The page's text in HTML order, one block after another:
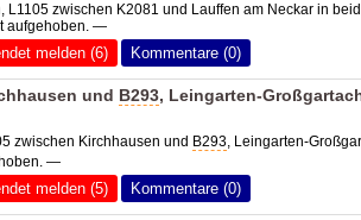
L1105 zwischen K2081 und Lauffen am Neckar in
aufgehoben. —
melden (6) Kommentare (0)
und B293, Leingarten-
zwischen Kirchhausen und B293, Leingarten-
—
melden (5) Kommentare (0)